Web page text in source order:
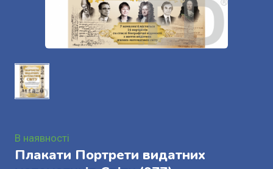
В наявності
Плакати Портрети видатних